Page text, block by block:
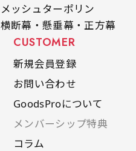
メッシュターポリン
横断幕・懸垂幕・正方幕
CUSTOMER
新規会員登録
お問い合わせ
GoodsProについて
メンバーシップ特典
コラム